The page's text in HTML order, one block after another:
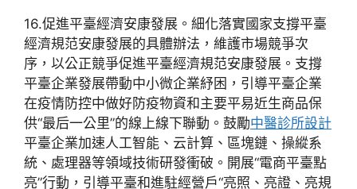
16.促進平臺經濟安康發展。細化落實國家支撐平臺
經濟規范安康發展的具體辦法，維護市場競爭次
序，以公正競爭促進平臺經濟規范安康發展。支撐
平臺企業發展帶動中小微企業紓困，引導平臺企業
在疫情防控中做好防疫物資和主要平易近生商品保
供“最后一公里”的線上線下聯動。鼓勵中醫診所設計
平臺企業加速人工智能、云計算、區塊鏈、操縱系
統、處理器等領域技術研發衝破。開展“電商平臺點
亮”行動，引導平臺和進駐經營戶“亮照、亮證、亮規